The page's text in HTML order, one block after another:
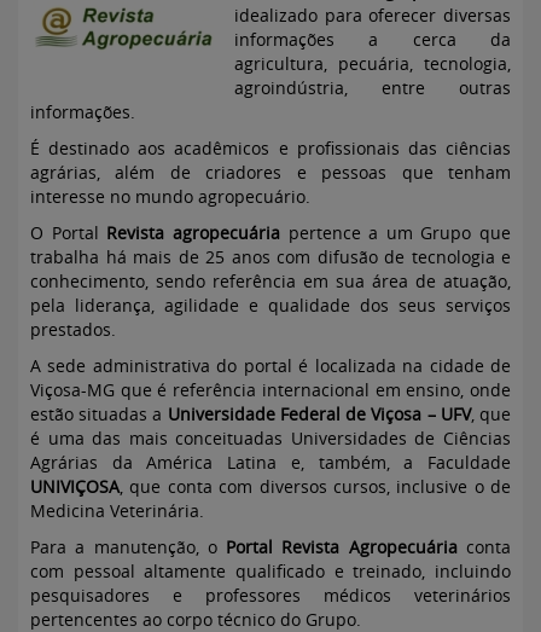
idealizado para oferecer diversas
informações a cerca da
agricultura, pecuária, tecnologia,
agroindústria, entre outras
informações.
É destinado aos acadêmicos e profissionais das ciências
agrárias, além de criadores e pessoas que tenham
interesse no mundo agropecuário.
O Portal Revista agropecuáriapertence a um Grupo que
trabalha há mais de 25 anos com difusão de tecnologia e
conhecimento, sendo referência em sua área de atuação,
pela liderança, agilidade e qualidade dos seus serviços
prestados.
A sede administrativa do portal é localizada na cidade de
Viçosa-MG que é referência internacional em ensino, onde
estão situadas a Universidade Federal de Viçosa – UFV, que
é uma das mais conceituadas Universidades de Ciências
Agrárias da América Latina e, também, a Faculdade
UNIVIÇOSA, que conta com diversos cursos, inclusive o de
Medicina Veterinária.
Para a manutenção, o Portal Revista Agropecuária conta
com pessoal altamente qualificado e treinado, incluindo
pesquisadores e professores médicos veterinários
pertencentes ao corpo técnico do Grupo.